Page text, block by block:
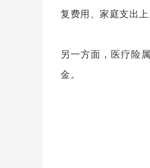
复费用 、家庭支出上
另一方面 ， 医疗险
金。